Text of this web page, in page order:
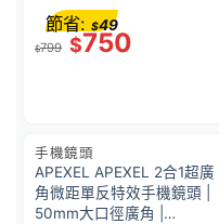
50mm | 色彩高飽和 | 配寘專
業戶外三脚架 | 望遠鏡功能 |
38762001
$799 $750
節省: $49
手機鏡頭
APEXEL APEXEL 2合1超廣
角微距單反特效手機鏡頭 |
50mm大口徑廣角 |